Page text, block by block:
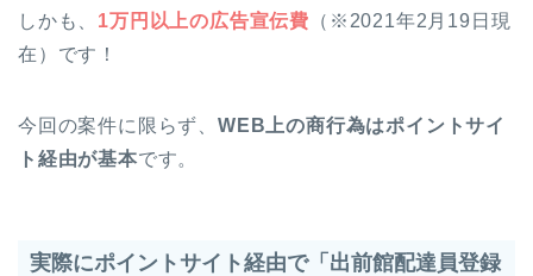
しかも、 1万円以上の広告宣伝費 （※2021年2月19日現
在）です！
今回の案件に限らず、 WEB上の商行為はポイントサイ
ト経由が基本です。
実際にポイントサイト経由で「出前館配達員登録